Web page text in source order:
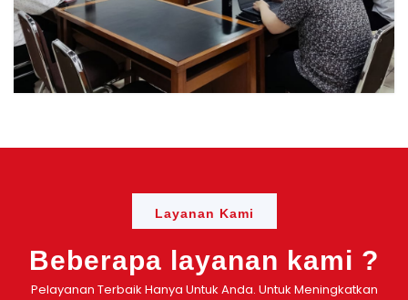
Layanan Kami
Beberapa layanan kami ?
Pelayanan Terbaik Hanya Untuk Anda. Untuk Meningkatkan